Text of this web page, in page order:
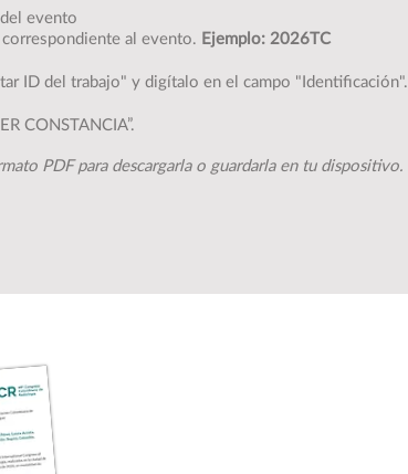
evento
correspondiente al evento. Ejemplo: 2026TC
ID del trabajo" y digítalo en el campo "Identificación".
CONSTANCIA”.
PDF para descargarla o guardarla en tu dispositivo.